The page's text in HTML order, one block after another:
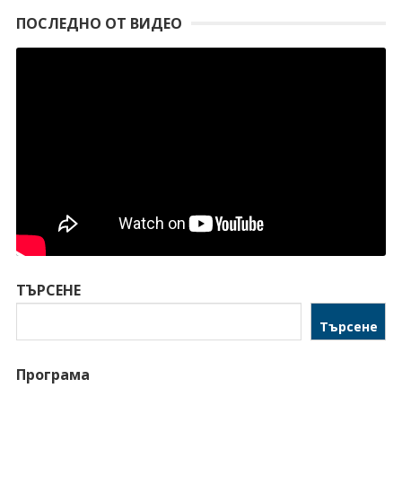
ПОСЛЕДНО ОТ ВИДЕО
ТЪРСЕНЕ
Търсене
Програма